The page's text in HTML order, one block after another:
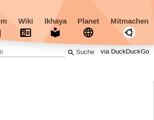
Wiki Ikhaya Planet Mitmachen
via DuckDuckGo